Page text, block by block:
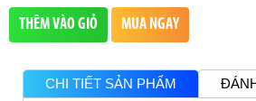
THÊM VÀO GIỎ MUA NGAY
CHI TIẾT SẢN PHẨM